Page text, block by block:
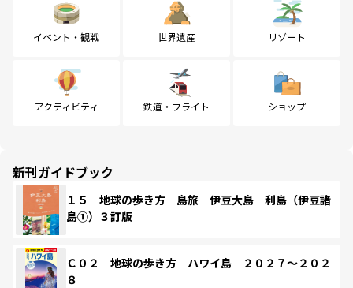
イベント・観戦 世界遺産 リゾート
アクティビティ 鉄道・フライト ショップ
新刊ガイドブック
１５ 地球の歩き方 島旅 伊豆大島 利島（伊豆諸
島①）３訂版
Ｃ０２ 地球の歩き方 ハワイ島 ２０２７～２０２
８